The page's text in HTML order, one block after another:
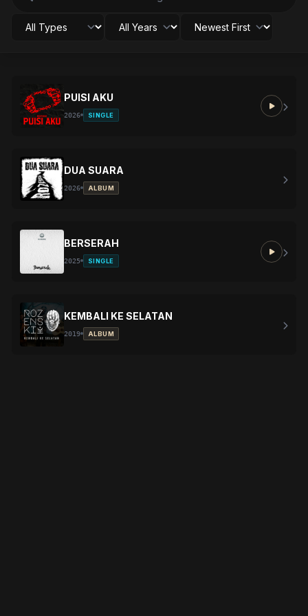
PUISI AKU
2026 SINGLE
DUA SUARA
2026 ALBUM
BERSERAH
2025 SINGLE
KEMBALI KE SELATAN
2019 ALBUM